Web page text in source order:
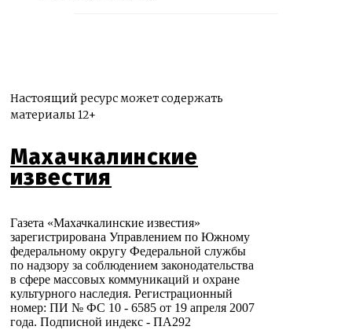
Настоящий ресурс может содержать
материалы 12+
Махачкалинские
известия
Газета «Махачкалинские известия»
зарегистрирована Управлением по Южному
федеральному округу Федеральной службы
по надзору за соблюдением законодательства
в сфере массовых коммуникаций и охране
культурного наследия. Регистрационный
номер: ПИ № ФС 10 - 6585 от 19 апреля 2007
года. Подписной индекс - ПА292